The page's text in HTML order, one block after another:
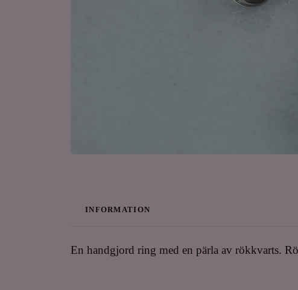
INFORMATION
En handgjord ring med en pärla av rökkvarts.